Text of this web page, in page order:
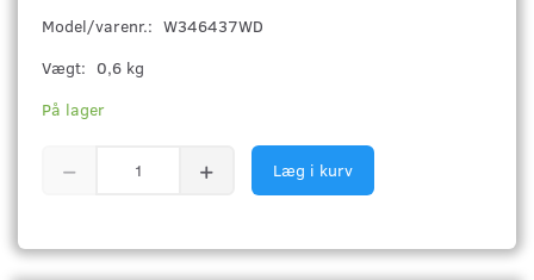
Model/varenr.: W346437WD
Vægt: 0,6 kg
På lager
Læg i kurv